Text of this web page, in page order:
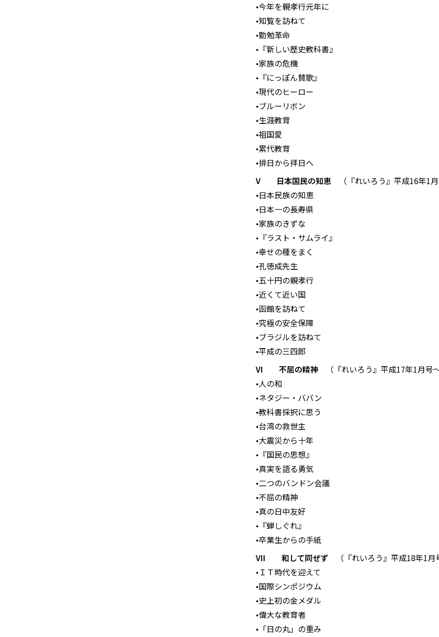
•今年を親孝行元年に
•知覧を訪ねて
•勤勉革命
•『新しい歴史教科書』
•家族の危機
•『にっぽん賛歌』
•現代のヒーロー
•ブルーリボン
•生涯教育
•祖国愛
•累代教育
•排日から拝日へ
V 日本国民の知恵 （『れいろう』平成16年1月
•日本民族の知恵
•日本一の長寿県
•家族のきずな
•『ラスト・サムライ』
•幸せの種をまく
•孔徳成先生
•五十円の親孝行
•近くて近い国
•函館を訪ねて
•究極の安全保障
•ブラジルを訪ねて
•平成の三四郎
VI 不屈の精神 （『れいろう』平成17年1月号
•人の和
•ネタジー・ババン
•教科書採択に思う
•台湾の救世主
•大震災から十年
•『国民の思想』
•真実を語る勇気
•二つのバンドン会議
•不屈の精神
•真の日中友好
•『蝉しぐれ』
•卒業生からの手紙
VII 和して同ぜず （『れいろう』平成18年1月
•ＩＴ時代を迎えて
•国際シンポジウム
•史上初の金メダル
•偉大な教育者
•「日の丸」の重み